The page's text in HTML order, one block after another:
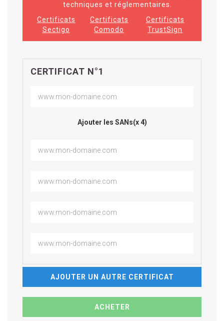
techniques et réglementaires.
Certificats
Sectigo
Certificats
Comodo
Certificats
TrustSign
CERTIFICAT N°1
Ajouter les SANs(x 4)
AJOUTER UN AUTRE CERTIFICAT